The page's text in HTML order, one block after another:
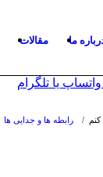
مقالات ما
یا تلگرام
رابطه ها و جدایی ها /